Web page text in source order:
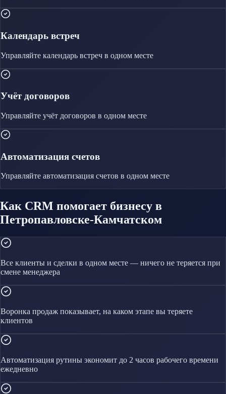
Календарь встреч
Управляйте календарь встреч в одном месте
Учёт договоров
Управляйте учёт договоров в одном месте
Автоматизация счетов
Управляйте автоматизация счетов в одном месте
Как CRM помогает бизнесу в
Петропавловске-Камчатском
Все клиенты и сделки в одном месте — ничего не теряется при
смене менеджера
Воронка продаж показывает, на каком этапе вы теряете
клиентов
Автоматизация рутины экономит до 2 часов рабочего времени
ежедневно